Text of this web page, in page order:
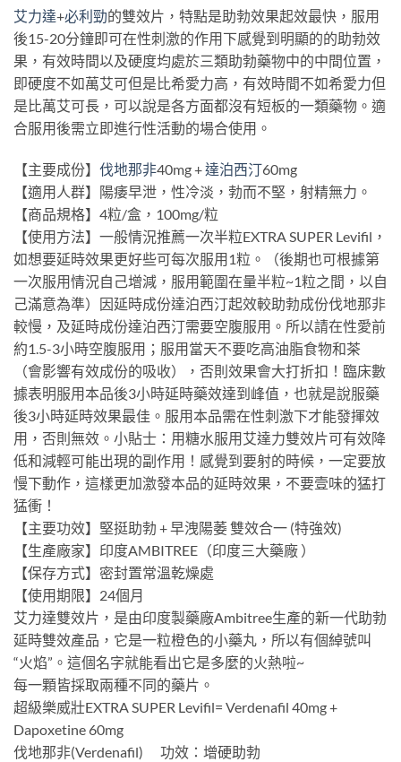
艾力達+必利勁的雙效片，特點是助勃效果起效最快，服用
後15-20分鐘即可在性刺激的作用下感覺到明顯的的助勃效
果，有效時間以及硬度均處於三類助勃藥物中的中間位置，
即硬度不如萬艾可但是比希愛力高，有效時間不如希愛力但
是比萬艾可長，可以說是各方面都沒有短板的一類藥物。適
合服用後需立即進行性活動的場合使用。
【主要成份】 伐地那非40mg +達泊西汀60mg
【適用人群】陽痿早泄，性冷淡，勃而不堅，射精無力。
【商品規格】4粒/盒，100mg/粒
【使用方法】一般情況推薦一次半粒EXTRA SUPER Levifil，
如想要延時效果更好些可每次服用1粒。（後期也可根據第
一次服用情況自己增減，服用範圍在量半粒~1粒之間，以自
己滿意為準）因延時成份達泊西汀起效較助勃成份伐地那非
較慢，及延時成份達泊西汀需要空腹服用。所以請在性愛前
約1.5-3小時空腹服用；服用當天不要吃高油脂食物和茶
（會影響有效成份的吸收），否則效果會大打折扣！臨床數
據表明服用本品後3小時延時藥效達到峰值，也就是說服藥
後3小時延時效果最佳。服用本品需在性刺激下才能發揮效
用，否則無效。小貼士：用糖水服用艾達力雙效片可有效降
低和減輕可能出現的副作用！感覺到要射的時候，一定要放
慢下動作，這樣更加激發本品的延時效果，不要壹味的猛打
猛衝！
【主要功效】堅挺助勃 + 早洩陽萎 雙效合一 (特強效)
【生產廠家】印度AMBITREE（印度三大藥廠 ）
【保存方式】密封置常溫乾燥處
【使用期限】24個月
艾力達雙效片，是由印度製藥廠Ambitree生產的新一代助勃
延時雙效產品，它是一粒橙色的小藥丸，所以有個綽號叫
“火焰”。這個名字就能看出它是多麼的火熱啦~
每一顆皆採取兩種不同的藥片。
超級樂威壯EXTRA SUPER Levifil= Verdenafil 40mg +
Dapoxetine 60mg
伐地那非(Verdenafil) 功效：增硬助勃